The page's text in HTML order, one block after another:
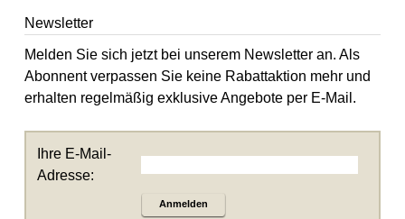
Newsletter
Melden Sie sich jetzt bei unserem Newsletter an. Als
Abonnent verpassen Sie keine Rabattaktion mehr und
erhalten regelmäßig exklusive Angebote per E-Mail.
Ihre E-Mail-
Adresse:
Anmelden